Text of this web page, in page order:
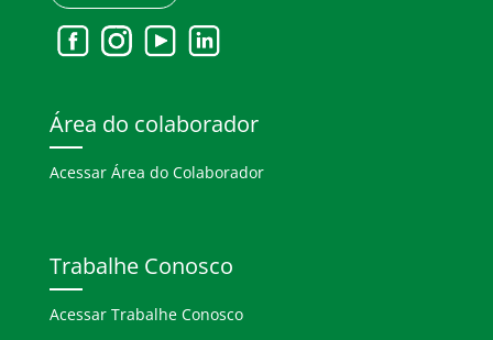
Área do colaborador
Acessar Área do Colaborador
Trabalhe Conosco
Acessar Trabalhe Conosco